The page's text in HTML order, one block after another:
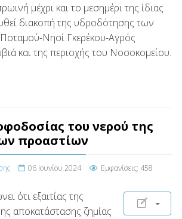
μέχρι και το μεσημέρι της ίδιας
διακοπή της υδροδότησης των
Νησί Γκερέκου-Αγρός
και της περιοχής του Νοσοκομείου.
του νερού της
προαστίων
06 Ιουνίου 2024 Εμφανίσεις: 458
ότι εξαιτίας της
αποκατάστασης ζημίας